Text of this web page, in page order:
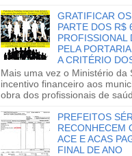
GRATIFICAR
PARTE DOS R$
PROFISSIONAL
PELA
A CRITÉRIO
Mais uma vez o Ministério da
incentivo financeiro aos
obra dos profissionais de
PREFEITOS
RECONHECEM
ACE E ACAS
FINAL DE ANO